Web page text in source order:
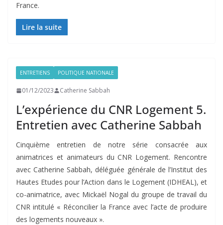
France.
Lire la suite
ENTRETIENS POLITIQUE NATIONALE
01/12/2023 Catherine Sabbah
L’expérience du CNR Logement 5.
Entretien avec Catherine Sabbah
Cinquième entretien de notre série consacrée aux
animatrices et animateurs du CNR Logement. Rencontre
avec Catherine Sabbah, déléguée générale de l’Institut des
Hautes Etudes pour l’Action dans le Logement (IDHEAL), et
co-animatrice, avec Mickaël Nogal du groupe de travail du
CNR intitulé « Réconcilier la France avec l’acte de produire
des logements nouveaux ».